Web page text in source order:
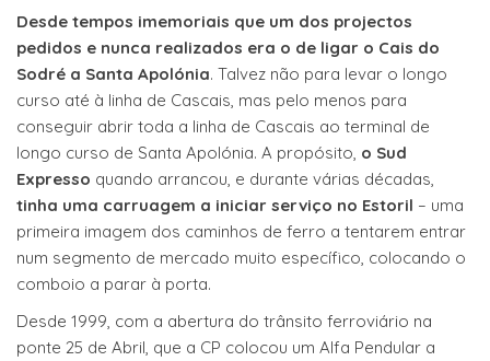
Desde tempos imemoriais que um dos projectos
pedidos e nunca realizados era o de ligar o Cais do
Sodré a Santa Apolónia. Talvez não para levar o longo
curso até à linha de Cascais, mas pelo menos para
conseguir abrir toda a linha de Cascais ao terminal de
longo curso de Santa Apolónia. A propósito, o Sud
Expresso quando arrancou, e durante várias décadas,
tinha uma carruagem a iniciar serviço no Estoril – uma
primeira imagem dos caminhos de ferro a tentarem entrar
num segmento de mercado muito específico, colocando o
comboio a parar à porta.
Desde 1999, com a abertura do trânsito ferroviário na
ponte 25 de Abril, que a CP colocou um Alfa Pendular a